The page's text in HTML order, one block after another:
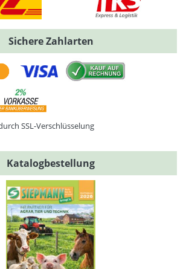
Sichere Zahlarten
SSL-Verschlüsselung
Katalogbestellung